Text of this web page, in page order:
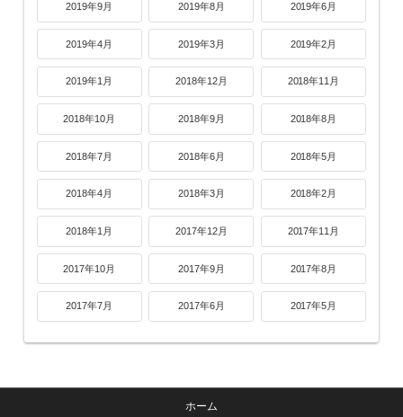
2019年9月 2019年8月 2019年6月
2019年4月 2019年3月 2019年2月
2019年1月 2018年12月 2018年11月
2018年10月 2018年9月 2018年8月
2018年7月 2018年6月 2018年5月
2018年4月 2018年3月 2018年2月
2018年1月 2017年12月 2017年11月
2017年10月 2017年9月 2017年8月
2017年7月 2017年6月 2017年5月
ホーム